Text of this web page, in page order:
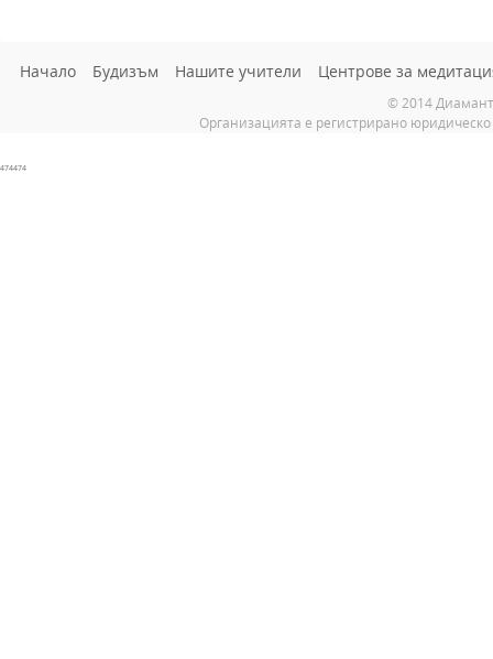
Начало Будизъм Нашите учители Центрове за
© 2014
Организацията е регистрирано
474474